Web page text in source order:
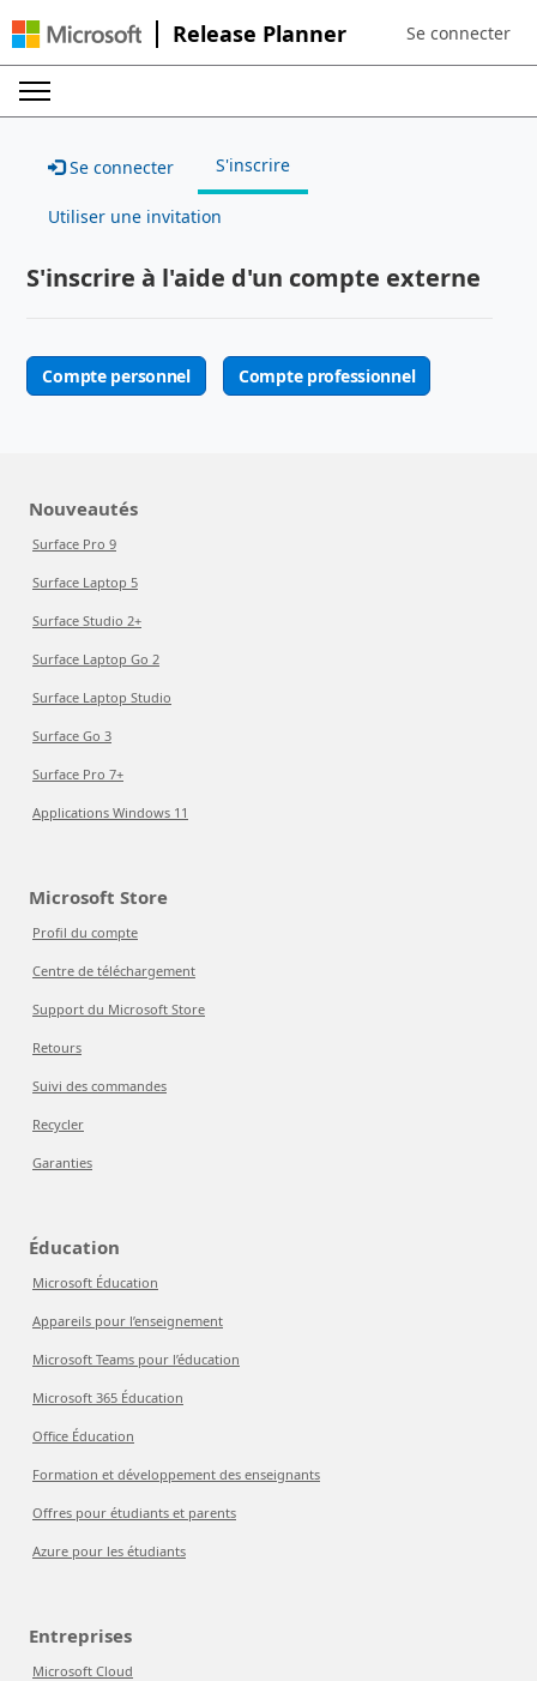
Release Planner Sign in to your
Se connecter
Se connecter S'inscrire
Utiliser une invitation
S'inscrire à l'aide d'un compte externe
Compte personnel Compte professionnel
Nouveautés
Surface Pro 9
Surface Laptop 5
Surface Studio 2+
Surface Laptop Go 2
Surface Laptop Studio
Surface Go 3
Surface Pro 7+
Applications Windows 11
Microsoft Store
Profil du compte
Centre de téléchargement
Support du Microsoft Store
Retours
Suivi des commandes
Recycler
Garanties
Éducation
Microsoft Éducation
Appareils pour l’enseignement
Microsoft Teams pour l’éducation
Microsoft 365 Éducation
Office Éducation
Formation et développement des enseignants
Offres pour étudiants et parents
Azure pour les étudiants
Entreprises
Microsoft Cloud